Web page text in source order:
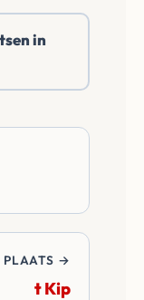
in
PLAATS →
t Kip